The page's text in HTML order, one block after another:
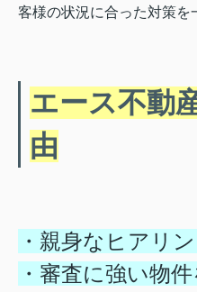
客様の状況に合った対策を
エース不動
由
・親身なヒアリ
・審査に強い物